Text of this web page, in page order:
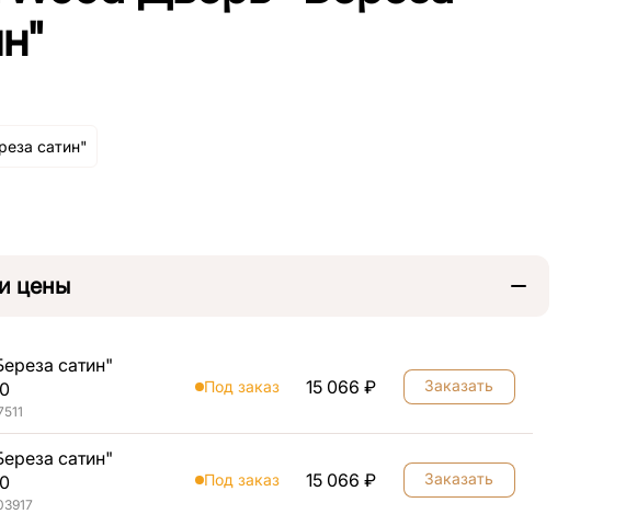
сатин"
цены
сатин"
Под заказ 15 066 ₽ Заказать
сатин"
Под заказ 15 066 ₽ Заказать